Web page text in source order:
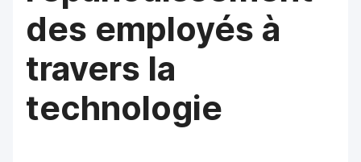
des employés à
travers la
technologie